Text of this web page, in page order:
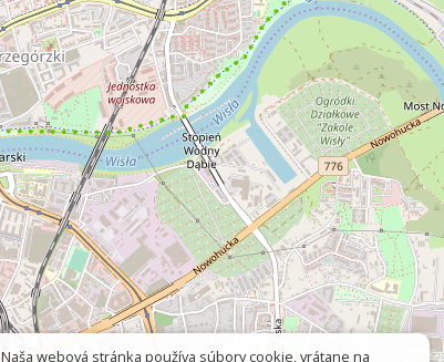
Naša webová stránka používa súbory cookie, vrátane na